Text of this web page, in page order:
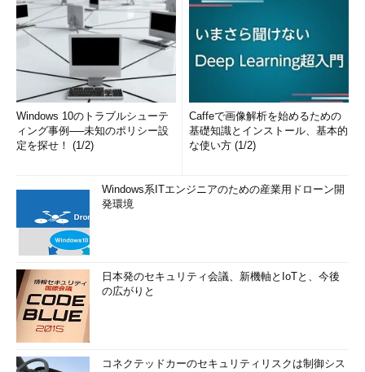
Windows 10のトラブルシューテ
ィング事例──未知のポリシー設
定を探せ！ (1/2)
Caffeで画像解析を始めるための
基礎知識とインストール、基本的
な使い方 (1/2)
Windows系ITエンジニアのための産業用ドローン開
発環境
日本発のセキュリティ会議、新機軸とIoTと、今後
の広がりと
コネクテッドカーのセキュリティリスクは制御シス